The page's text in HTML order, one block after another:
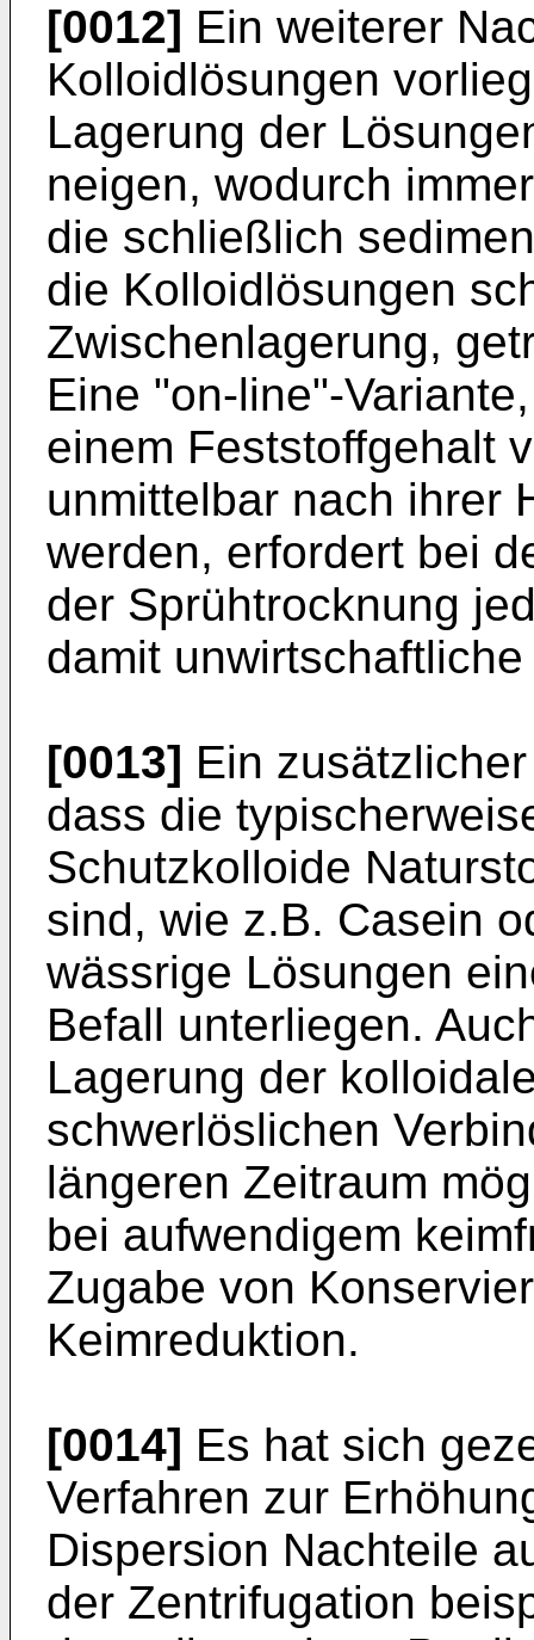
[0012] Ein weiterer
Kolloidlösungen
Lagerung der
neigen, wodurch
die schließlich
die Kolloidlösungen
Zwischenlagerung,
Eine "on-line"-
einem Feststoffgehalt
unmittelbar nach ihrer
werden, erfordert bei
der Sprühtrocknung
damit
[0013] Ein
dass die
Schutzkolloide
sind, wie z.B. Casein
wässrige Lösungen
Befall unterliegen.
Lagerung der
schwerlöslichen
längeren Zeitraum
bei aufwendigem
Zugabe von
Keimreduktion.
[0014] Es hat sich
Verfahren zur
Dispersion Nachteile
der Zentrifugation